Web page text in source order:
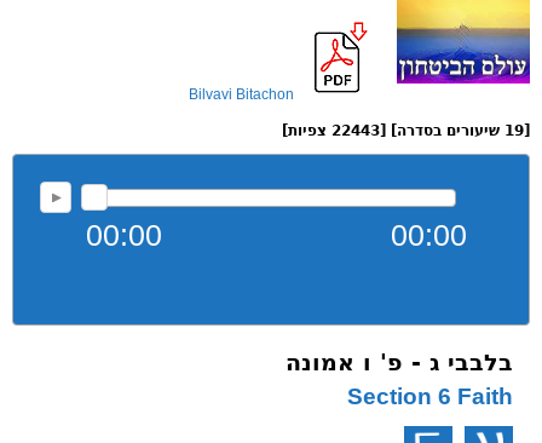
Bilvavi Bitachon
00:00 00:00
בלבבי ג - פ' ו אמונה
Section 6 Faith